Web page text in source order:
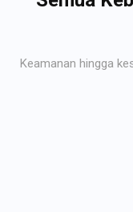
Keamanan hingga